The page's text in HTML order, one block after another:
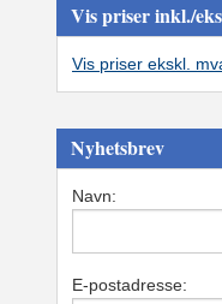
Vis priser inkl./
Vis priser ekskl.
Nyhetsbrev
Navn:
E-postadresse: